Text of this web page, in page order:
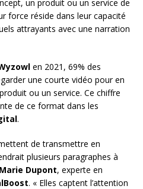
un produit ou un service de
force réside dans leur capacité
attrayants avec une narration
en 2021, 69% des
une courte vidéo pour en
ou un service. Ce chiffre
de ce format dans les
.
de transmettre en
plusieurs paragraphes à
Marie Dupont, experte en
. « Elles captent l’attention